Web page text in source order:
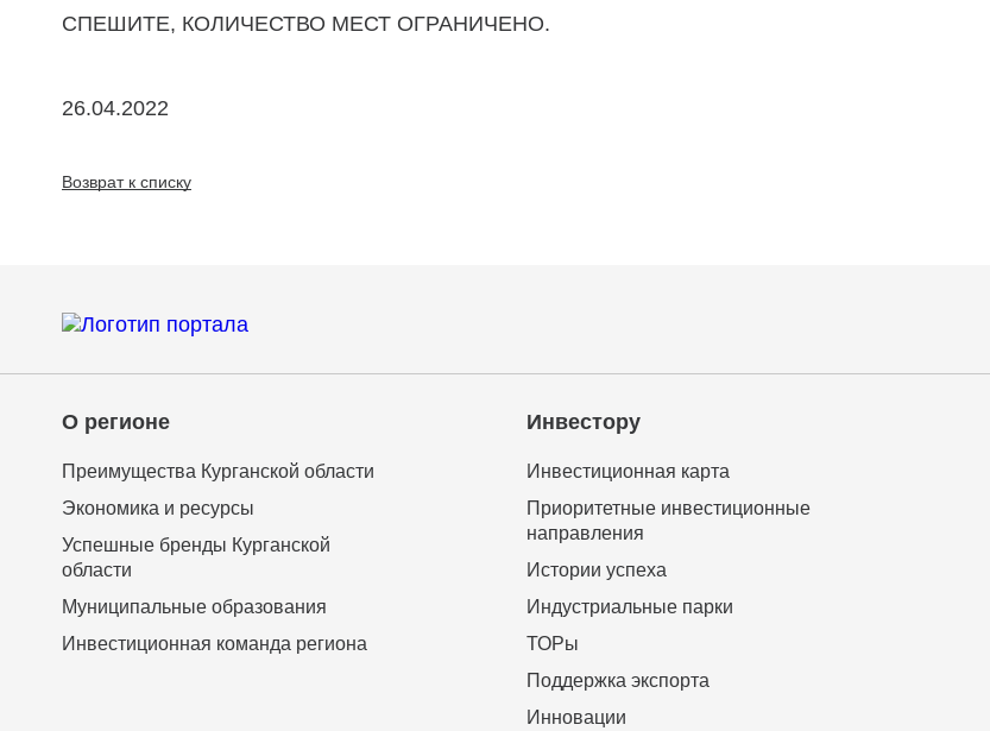
СПЕШИТЕ, КОЛИЧЕСТВО МЕСТ ОГРАНИЧЕНО.
26.04.2022
Возврат к списку
О регионе
Преимущества Курганской области
Экономика и ресурсы
Успешные бренды Курганской
области
Муниципальные образования
Инвестиционная команда региона
Инвестору
Инвестиционная карта
Приоритетные инвестиционные
направления
Истории успеха
Индустриальные парки
ТОРы
Поддержка экспорта
Инновации